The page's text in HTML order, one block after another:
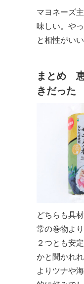
マヨネーズ
味しい。や
と相性がいい
まとめ
きだった
どちらも具
常の巻物よ
２つとも安
かと聞かれ
よりツナや